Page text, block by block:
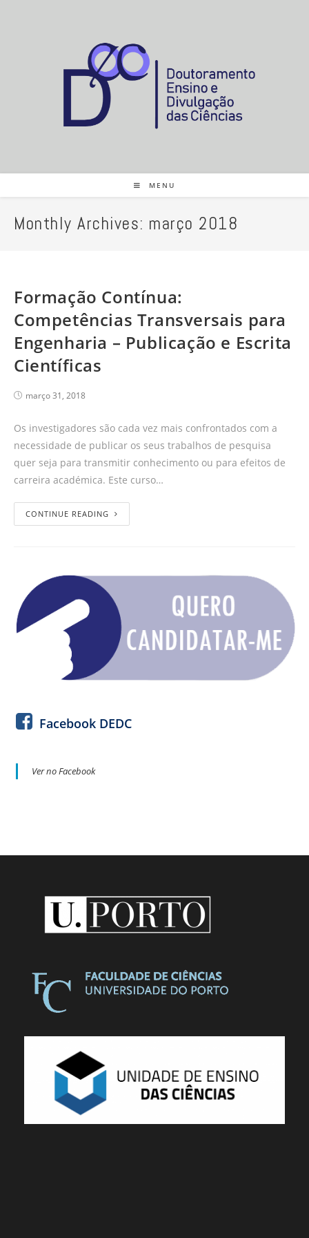
MENU
Monthly Archives: março 2018
Formação Contínua:
Competências Transversais para
Engenharia – Publicação e Escrita
Científicas
março 31, 2018
Os investigadores são cada vez mais confrontados com a
necessidade de publicar os seus trabalhos de pesquisa
quer seja para transmitir conhecimento ou para efeitos de
carreira académica. Este curso…
CONTINUE READING
Facebook DEDC
Ver no Facebook